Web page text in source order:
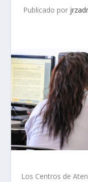
Publicado por
Los Centros de